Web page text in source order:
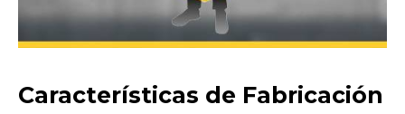
Características de Fabricación